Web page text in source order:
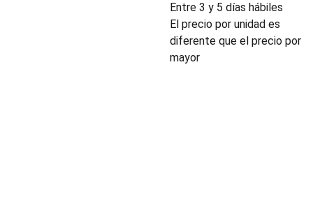
Entre 3 y 5 días hábiles
El precio por unidad es
diferente que el precio por
mayor